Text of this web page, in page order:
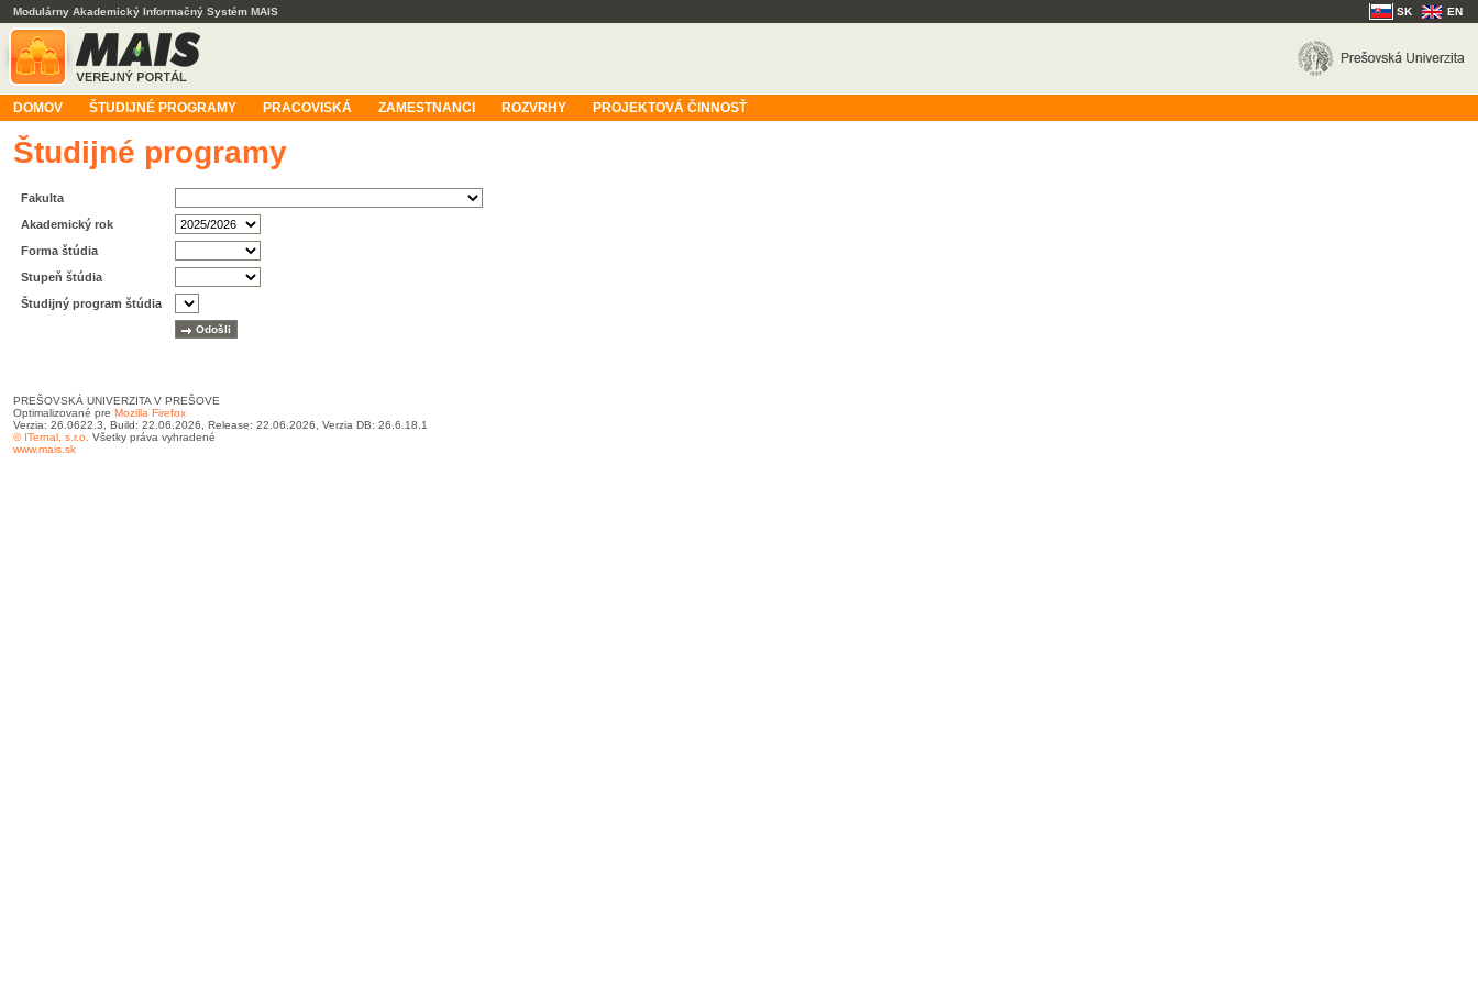
Modulárny Akademický Informačný Systém MAIS SK EN
DOMOV ŠTUDIJNÉ PROGRAMY PRACOVISKÁ ZAMESTNANCI ROZVRHY PROJEKTOVÁ ČINNOSŤ
Študijné programy
Fakulta
Akademický rok
Forma štúdia
Stupeň štúdia
Študijný program štúdia
PREŠOVSKÁ UNIVERZITA V PREŠOVE
Optimalizované pre Mozilla Firefox
Verzia: 26.0622.3, Build: 22.06.2026, Release: 22.06.2026, Verzia DB: 26.6.18.1
© ITernal, s.r.o. Všetky práva vyhradené
www.mais.sk